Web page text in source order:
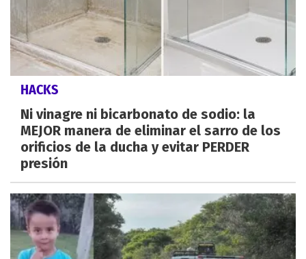
HACKS
Ni vinagre ni bicarbonato de sodio: la
MEJOR manera de eliminar el sarro de los
orificios de la ducha y evitar PERDER
presión